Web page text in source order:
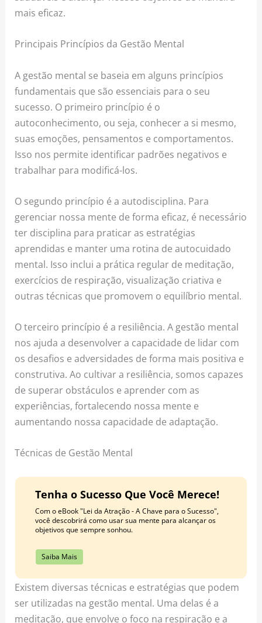
mais eficaz.
Principais Princípios da Gestão Mental
A gestão mental se baseia em alguns princípios
fundamentais que são essenciais para o seu
sucesso. O primeiro princípio é o
autoconhecimento, ou seja, conhecer a si mesmo,
suas emoções, pensamentos e comportamentos.
Isso nos permite identificar padrões negativos e
trabalhar para modificá-los.
O segundo princípio é a autodisciplina. Para
gerenciar nossa mente de forma eficaz, é necessário
ter disciplina para praticar as estratégias
aprendidas e manter uma rotina de autocuidado
mental. Isso inclui a prática regular de meditação,
exercícios de respiração, visualização criativa e
outras técnicas que promovem o equilíbrio mental.
O terceiro princípio é a resiliência. A gestão mental
nos ajuda a desenvolver a capacidade de lidar com
os desafios e adversidades de forma mais positiva e
construtiva. Ao cultivar a resiliência, somos capazes
de superar obstáculos e aprender com as
experiências, fortalecendo nossa mente e
aumentando nossa capacidade de adaptação.
Técnicas de Gestão Mental
Tenha o Sucesso Que Você Merece!
Com o eBook "Lei da Atração - A Chave para o Sucesso",
você descobrirá como usar sua mente para alcançar os
objetivos que sempre sonhou.
Saiba Mais
Existem diversas técnicas e estratégias que podem
ser utilizadas na gestão mental. Uma delas é a
meditação, que envolve o foco na respiração e a